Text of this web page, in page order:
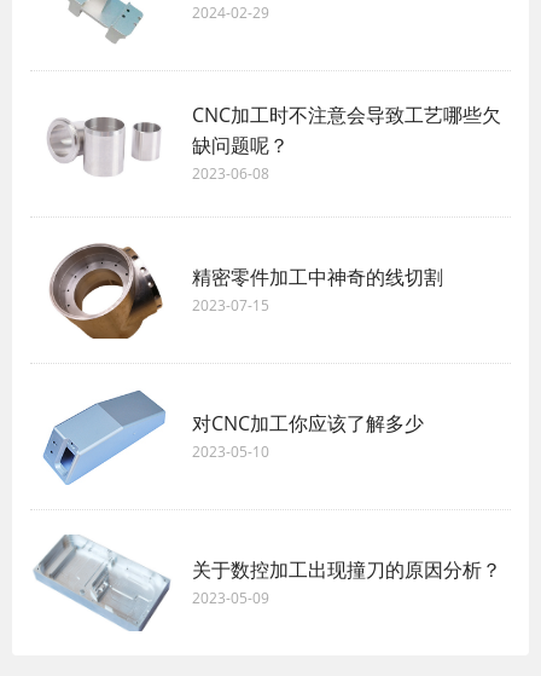
2024-02-29
CNC加工时不注意会导致工艺哪些欠
缺问题呢？
2023-06-08
精密零件加工中神奇的线切割
2023-07-15
对CNC加工你应该了解多少
2023-05-10
关于数控加工出现撞刀的原因分析？
2023-05-09